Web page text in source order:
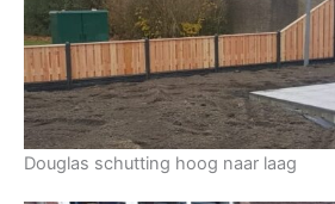
Douglas schutting hoog naar laag